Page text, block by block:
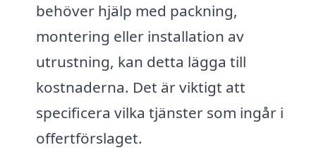
behöver hjälp med packning,
montering eller installation av
utrustning, kan detta lägga till
kostnaderna. Det är viktigt att
specificera vilka tjänster som ingår i
offertförslaget.